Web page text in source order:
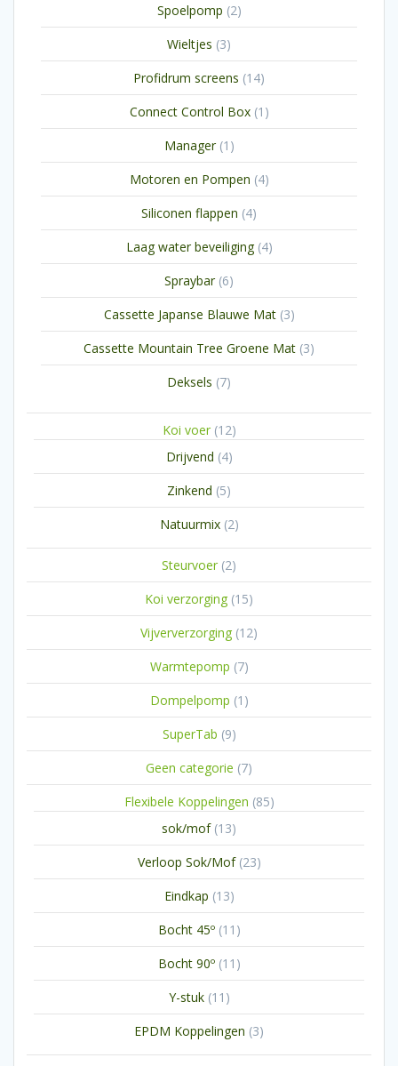
Spoelpomp 22
producten
Wieltjes 33
producten
Profidrum screens 1414
producten
Connect Control Box 1 1
product
Manager 1 1
product
Motoren en Pompen 44
producten
Siliconen flappen 44
producten
Laag water beveiliging 44
producten
Spraybar 66
producten
Cassette Japanse Blauwe Mat 33
producten
Cassette Mountain Tree Groene Mat 33
producten
Deksels 77
Koi voer 1212
Drijvend 44
producten
Zinkend 55
producten
Natuurmix 22
Steurvoer 22
producten
Koi verzorging 1515
producten
Vijververzorging 1212
producten
Warmtepomp 77
producten
Dompelpomp 1 1
product
SuperTab 99
producten
Geen categorie 77
producten
Flexibele Koppelingen 8585
sok/mof 1313
producten
Verloop Sok/Mof 2323
producten
Eindkap 1313
producten
Bocht 45º 11 11
producten
Bocht 90º 11 11
producten
Y-stuk 11 11
producten
EPDM Koppelingen 33